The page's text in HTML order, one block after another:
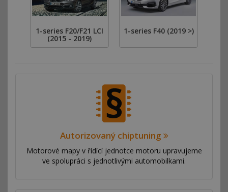
1-series F20/F21 LCI
(2015 - 2019)
1-series F40 (2019 >)
Autorizovaný chiptuning
Motorové mapy v řídící jednotce motoru upravujeme
ve spolupráci s jednotlivými automobilkami.